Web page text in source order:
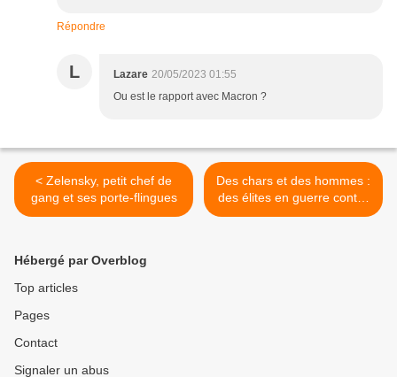
Répondre
L Lazare 20/05/2023 01:55
Ou est le rapport avec Macron ?
< Zelensky, petit chef de
gang et ses porte-flingues
Des chars et des hommes :
des élites en guerre contre
nous >
Hébergé par Overblog
Top articles
Pages
Contact
Signaler un abus